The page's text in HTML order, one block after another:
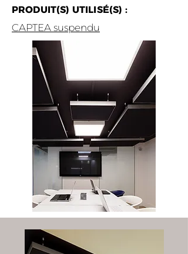
PRODUIT(S) UTILISÉ(S) :
CAPTEA suspendu